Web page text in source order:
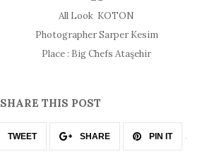
All Look KOTON
Photographer Sarper Kesim
Place : Big Chefs Ataşehir
SHARE THIS POST
TWEET SHARE PIN IT